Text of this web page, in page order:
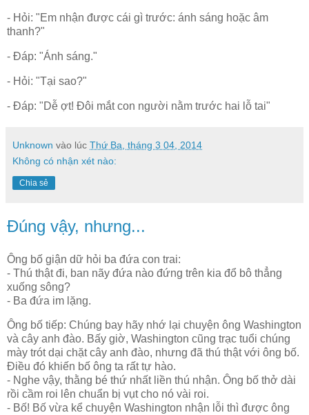
- Hỏi: "Em nhận được cái gì trước: ánh sáng hoặc âm
thanh?"
- Đáp: "Ánh sáng."
- Hỏi: "Tại sao?"
- Đáp: "Dễ ợt! Đôi mắt con người nằm trước hai lỗ tai"
Unknown vào lúc Thứ Ba, tháng 3 04, 2014
Không có nhận xét nào:
Chia sẻ
Đúng vậy, nhưng...
Ông bố giận dữ hỏi ba đứa con trai:
- Thú thật đi, ban nãy đứa nào đứng trên kia đổ bô thẳng
xuống sông?
- Ba đứa im lặng.
Ông bố tiếp: Chúng bay hãy nhớ lại chuyện ông Washington
và cây anh đào. Bấy giờ, Washington cũng trạc tuổi chúng
mày trót dại chặt cây anh đào, nhưng đã thú thật với ông bố.
Điều đó khiến bố ông ta rất tự hào.
- Nghe vậy, thằng bé thứ nhất liền thú nhận. Ông bố thở dài
rồi cầm roi lên chuẩn bị vụt cho nó vài roi.
- Bố! Bố vừa kể chuyện Washington nhận lỗi thì được ông